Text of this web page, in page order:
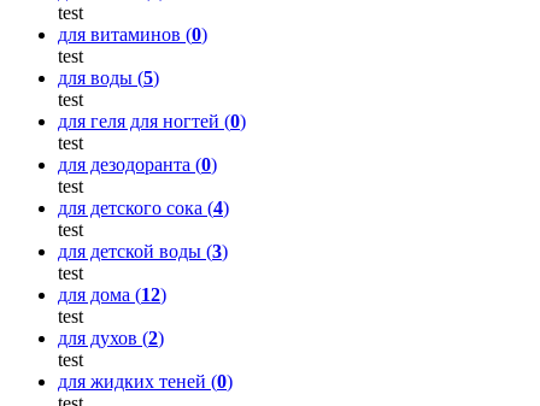
test
для витаминов (0)
test
для воды (5)
test
для геля для ногтей (0)
test
для дезодоранта (0)
test
для детского сока (4)
test
для детской воды (3)
test
для дома (12)
test
для духов (2)
test
для жидких теней (0)